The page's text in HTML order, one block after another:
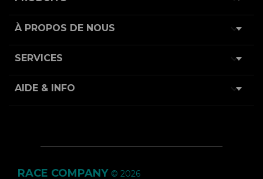
À PROPOS DE NOUS 
SERVICES 
AIDE & INFO 
RACE COMPANY © 2026